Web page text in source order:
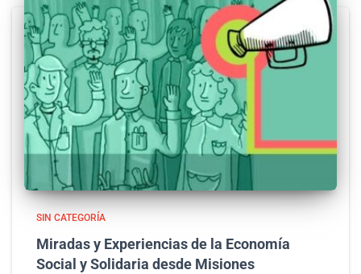
SIN CATEGORÍA
Miradas y Experiencias de la Economía
Social y Solidaria desde Misiones